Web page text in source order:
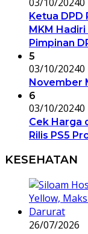
Ketua DPD
MKM
Pimpinan
5
03/10/20240
November
6
03/10/20240
Cek Harga
Rilis PS5
KESEHATAN
26/07/2026